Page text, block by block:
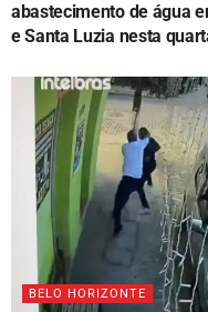
abastecimento de água
e Santa Luzia nesta
BELO HORIZONTE